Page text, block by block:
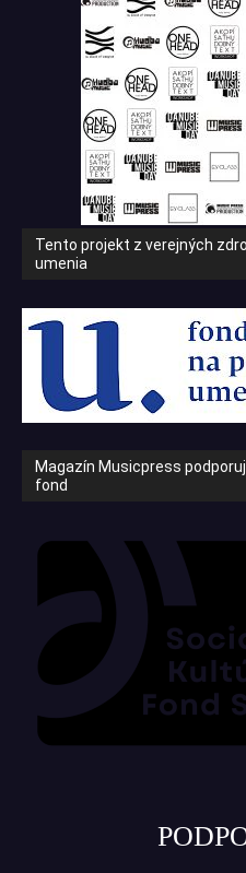
Tento projekt z verejných
umenia
Magazín Musicpress
fond